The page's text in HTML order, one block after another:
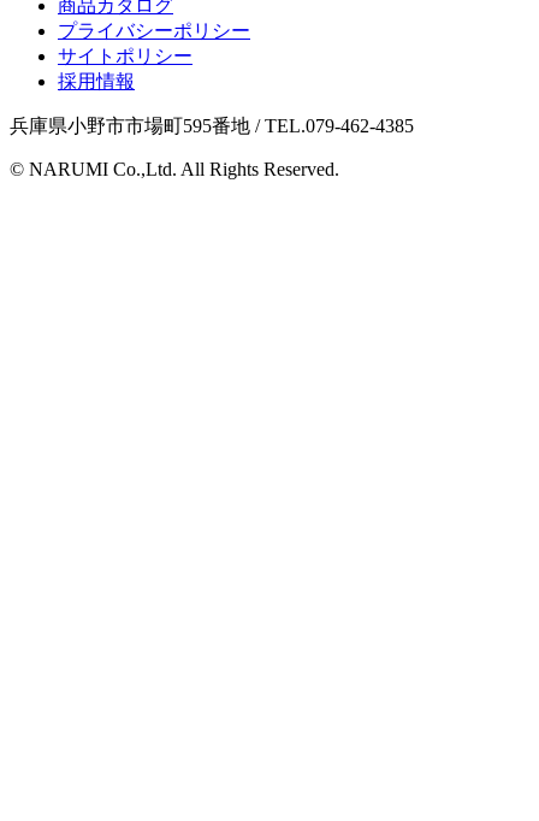
商品カタログ
プライバシーポリシー
サイトポリシー
採用情報
兵庫県小野市市場町595番地 / TEL.079-462-4385
© NARUMI Co.,Ltd. All Rights Reserved.